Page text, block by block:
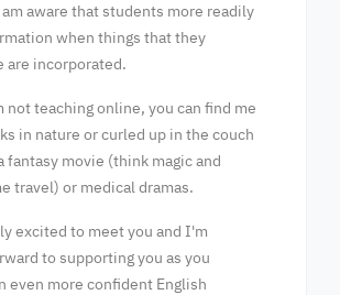
aware that students more readily
when things that they
are incorporated.
not teaching online, you can find me
in nature or curled up in the couch
fantasy movie (think magic and
travel) or medical dramas.
excited to meet you and I'm
to supporting you as you
even more confident English